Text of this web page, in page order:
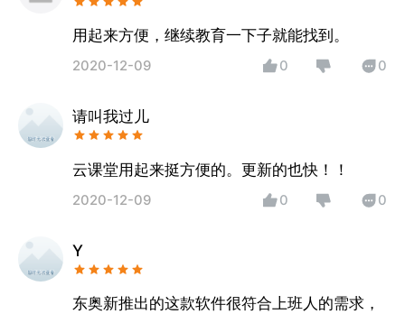
用起来方便，继续教育一下子就能找到。
2020-12-09 0 0
请叫我过儿
云课堂用起来挺方便的。更新的也快！！
2020-12-09 0 0
Y
东奥新推出的这款软件很符合上班人的需求，